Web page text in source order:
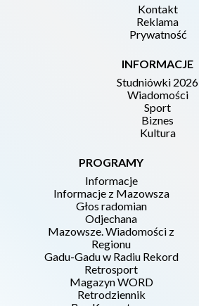
Kontakt
Reklama
Prywatność
INFORMACJE
Studniówki 2026
Wiadomości
Sport
Biznes
Kultura
PROGRAMY
Informacje
Informacje z Mazowsza
Głos radomian
Odjechana
Mazowsze. Wiadomości z
Regionu
Gadu-Gadu w Radiu Rekord
Retrosport
Magazyn WORD
Retrodziennik